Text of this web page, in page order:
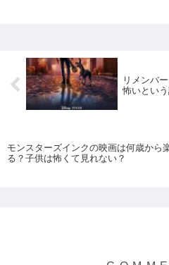
リメンバ
怖いとい
モンスターズインクの映画は何歳から
る？子供は怖くて見れない？